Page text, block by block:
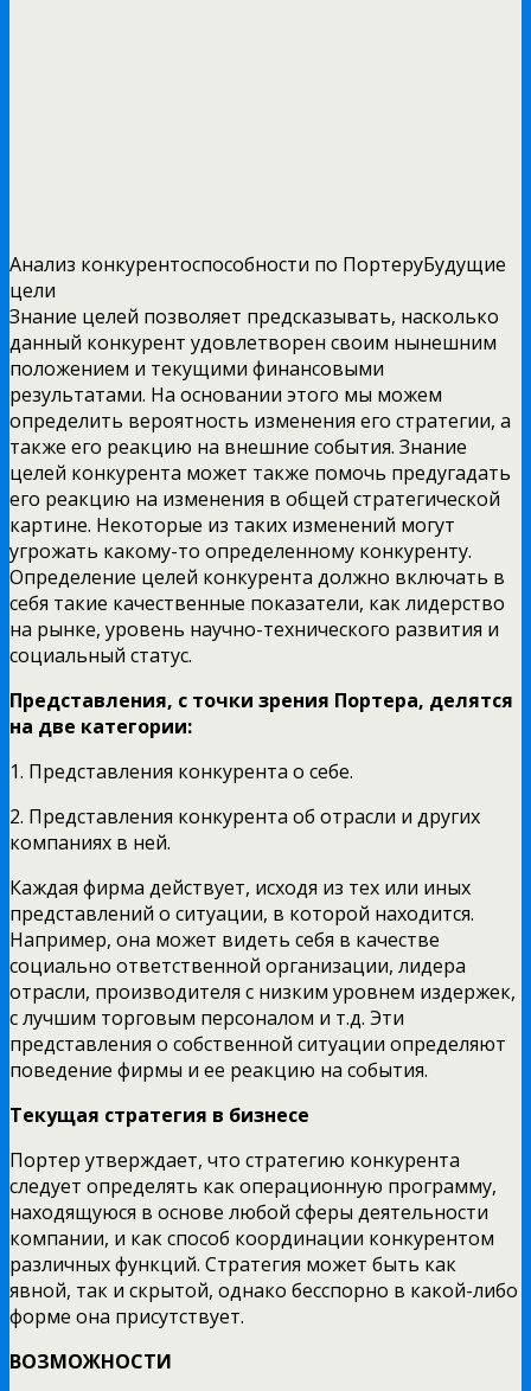
Анализ конкурентоспособности по ПортеруБудущие
цели
Знание целей позволяет предсказывать, насколько
данный конкурент удовлетворен своим нынешним
положением и текущими финансовыми
результатами. На основании этого мы можем
определить вероятность изменения его стратегии, а
также его реакцию на внешние события. Знание
целей конкурента может также помочь предугадать
его реакцию на изменения в общей стратегической
картине. Некоторые из таких изменений могут
угрожать какому-то определенному конкуренту.
Определение целей конкурента должно включать в
себя такие качественные показатели, как лидерство
на рынке, уровень научно-технического развития и
социальный статус.
Представления, с точки зрения Портера, делятся
на две категории:
1. Представления конкурента о себе.
2. Представления конкурента об отрасли и других
компаниях в ней.
Каждая фирма действует, исходя из тех или иных
представлений о ситуации, в которой находится.
Например, она может видеть себя в качестве
социально ответственной организации, лидера
отрасли, производителя с низким уровнем издержек,
с лучшим торговым персоналом и т.д. Эти
представления о собственной ситуации определяют
поведение фирмы и ее реакцию на события.
Текущая стратегия в бизнесе
Портер утверждает, что стратегию конкурента
следует определять как операционную программу,
находящуюся в основе любой сферы деятельности
компании, и как способ координации конкурентом
различных функций. Стратегия может быть как
явной, так и скрытой, однако бесспорно в какой-либо
форме она присутствует.
ВОЗМОЖНОСТИ